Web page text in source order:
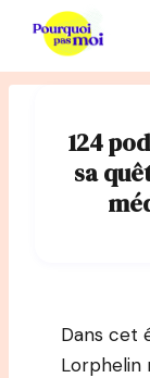
contenu
124
sa
Dans cet
Lorphelin